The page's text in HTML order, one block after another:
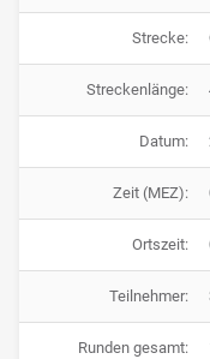
Strecke:
Streckenlänge:
Datum:
Zeit (MEZ):
Ortszeit:
Teilnehmer:
Runden gesamt: